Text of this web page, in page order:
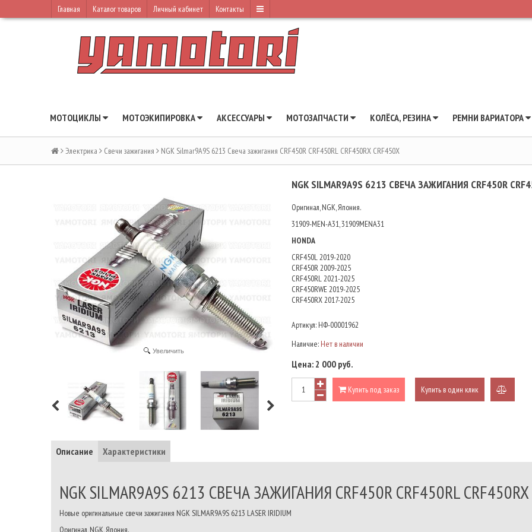
Главная Каталог товаров Личный кабинет Контакты
МОТОЦИКЛЫ МОТОЭКИПИРОВКА АКСЕССУАРЫ МОТОЗАПЧАСТИ КОЛЁСА, РЕЗИНА РЕМНИ ВАРИАТОРА
Электрика Свечи зажигания NGK Silmar9A9S 6213 Свеча зажигания CRF450R CRF450RL CRF450RX CRF450X
Увеличить
NGK SILMAR9A9S 6213 СВЕЧА ЗАЖИГАНИЯ CRF450R
Оригинал, NGK, Япония.
31909-MEN-A31, 31909MENA31
HONDA
CRF450L 2019-2020
CRF450R 2009-2025
CRF450RL 2021-2025
CRF450RWE 2019-2025
CRF450RX 2017-2025
Артикул: НФ-00001962
Наличие: Нет в наличии
Цена: 2 000 руб.
Купить под заказ Купить в один клик
Описание Характеристики
NGK SILMAR9A9S 6213 СВЕЧА ЗАЖИГАНИЯ CRF450R CRF450RL
Новые оригинальные свечи зажигания NGK SILMAR9A9S 6213 LASER IRIDIUM
Оригинал, NGK, Япония.